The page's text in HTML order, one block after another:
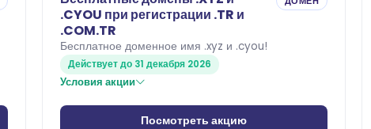
.CYOU при регистрации .TR и
.COM.TR
Бесплатное доменное имя .xyz и .cyou!
Действует до 31 декабря 2026
Условия акции
Посмотреть акцию